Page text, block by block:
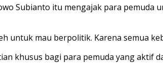
Subianto itu mengajak para
untuk mau berpolitik. Karena semua
khusus bagi para pemuda yang aktif